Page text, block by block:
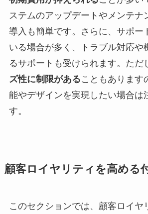
ステムのアップデートやメンテナ
導入も簡単です。さらに、サポー
いる場合が多く、トラブル対応や
るサポートも受けられます。ただ
ズ性に制限があることもあります
能やデザインを実現したい場合は
す。
顧客ロイヤリティを高める
このセクションでは、顧客ロイヤ